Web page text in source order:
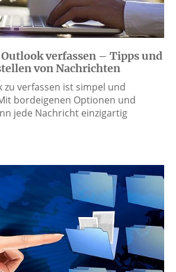
verfassen – Tipps und
von Nachrichten
zu verfassen ist simpel und
bordeigenen Optionen und
jede Nachricht einzigartig